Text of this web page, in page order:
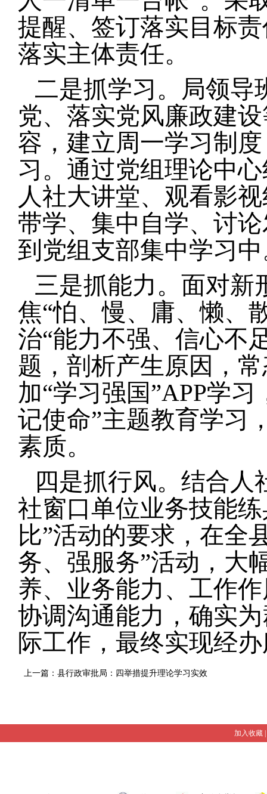
提醒、签订落实目标
落实主体责任。
二是抓学习。
局领导
党、落实党风廉政建
容，建立周一学习制
习。通过党组理论中
人社大讲堂、观看影
带学、集中自学、讨
到党组支部集中学习
三是抓能力。 面对新
焦“怕、慢、庸、懒、
治“能力不强、信心不
题，剖析产生原因，
加“学习强国”APP学
记使命”主题教育学习
素质。
四是抓行风。 结合人
社窗口单位业务技能
比”活动的要求，在全
务、强服务”活动，大
养、业务能力、工作
协调沟通能力，确实
际工作，最终实现经
上一篇：县行政审批局：四举措提升理论学习实效
加入收藏